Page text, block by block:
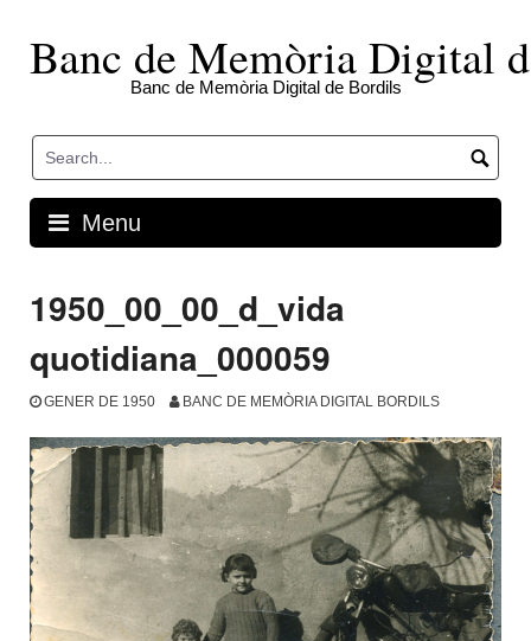
contentBanc de Memòria Digital
Banc de Memòria Digital de Bordils
Menu
1950_00_00_d_vida
quotidiana_000059
GENER DE 1950 BANC DE MEMÒRIA DIGITAL BORDILS